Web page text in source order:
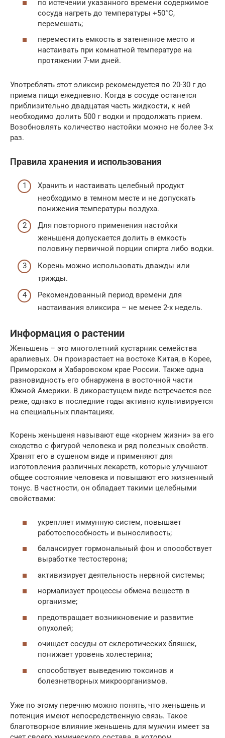
по истечении указанного времени содержимое
сосуда нагреть до температуры +50°C,
перемешать;
переместить емкость в затененное место и
настаивать при комнатной температуре на
протяжении 7-ми дней.
Употреблять этот эликсир рекомендуется по 20-30 г до
приема пищи ежедневно. Когда в сосуде останется
приблизительно двадцатая часть жидкости, к ней
необходимо долить 500 г водки и продолжать прием.
Возобновлять количество настойки можно не более 3-х
раз.
Правила хранения и использования
Хранить и настаивать целебный продукт
необходимо в темном месте и не допускать
понижения температуры воздуха.
Для повторного применения настойки
женьшеня допускается долить в емкость
половину первичной порции спирта либо водки.
Корень можно использовать дважды или
трижды.
Рекомендованный период времени для
настаивания эликсира – не менее 2-х недель.
Информация о растении
Женьшень – это многолетний кустарник семейства
аралиевых. Он произрастает на востоке Китая, в Корее,
Приморском и Хабаровском крае России. Также одна
разновидность его обнаружена в восточной части
Южной Америки. В дикорастущем виде встречается все
реже, однако в последние годы активно культивируется
на специальных плантациях.
Корень женьшеня называют еще «корнем жизни» за его
сходство с фигурой человека и ряд полезных свойств.
Хранят его в сушеном виде и применяют для
изготовления различных лекарств, которые улучшают
общее состояние человека и повышают его жизненный
тонус. В частности, он обладает такими целебными
свойствами:
укрепляет иммунную систем, повышает
работоспособность и выносливость;
балансирует гормональный фон и способствует
выработке тестостерона;
активизирует деятельность нервной системы;
нормализует процессы обмена веществ в
организме;
предотвращает возникновение и развитие
опухолей;
очищает сосуды от склеротических бляшек,
понижает уровень холестерина;
способствует выведению токсинов и
болезнетворных микроорганизмов.
Уже по этому перечню можно понять, что женьшень и
потенция имеют непосредственную связь. Такое
благотворное влияние женьшень для мужчин имеет за